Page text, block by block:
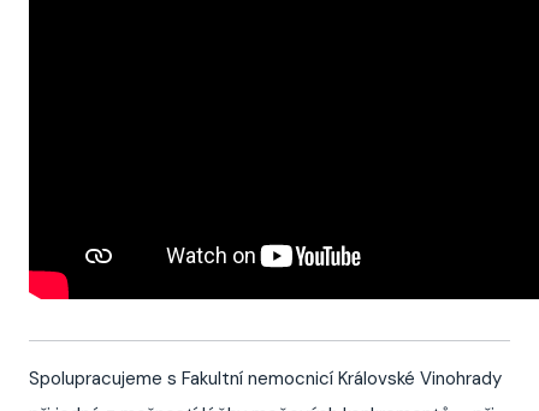
Spolupracujeme s Fakultní nemocnicí Královské Vinohrady